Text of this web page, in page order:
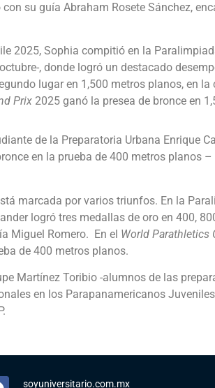
su guía Abraham Rosete Sánchez,
2025, Sophia compitió en la
, donde logró un destacado
lugar en 1,500 metros planos, en
Prix 2025 ganó la presea de bronce en
de la Preparatoria Urbana Enrique
en la prueba de 400 metros planos
marcada por varios triunfos. En la
logró tres medallas de oro en 400,
Miguel Romero. En el World Parathletics
de 400 metros planos.
Martínez Toribio -alumnos de las
en los Parapanamericanos
soyuniversitario.com.mx